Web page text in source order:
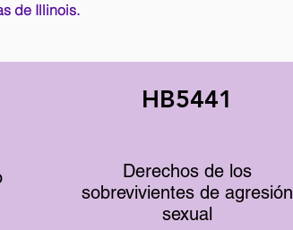
de Illinois.
Derechos de los
sobrevivientes de agresión
sexual
HB5441